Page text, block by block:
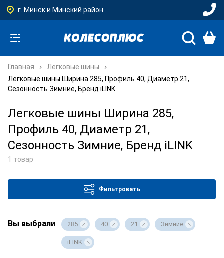
г. Минск и Минский район
Главная
Легковые шины
Легковые шины Ширина 285, Профиль 40, Диаметр 21,
Сезонность Зимние, Бренд iLINK
Легковые шины Ширина 285,
Профиль 40, Диаметр 21,
Сезонность Зимние, Бренд iLINK
1 товар
Фильтровать
Вы выбрали 285 40 21 Зимние
iLINK